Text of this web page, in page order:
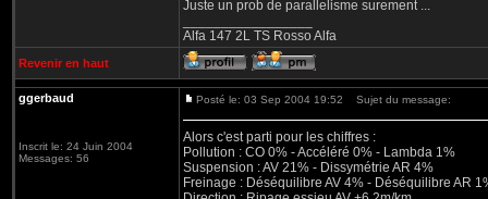
Juste un prob de parallelisme surement ...
Alfa 147 2L TS Rosso Alfa
Revenir en haut
ggerbaud
Inscrit le: 24 Juin 2004
Messages: 56
Posté le: 03 Sep 2004 19:52 Sujet du message:
Alors c'est parti pour les chiffres :
Pollution : CO 0% - Accéléré 0% - Lambda 1%
Suspension : AV 21% - Dissymétrie AR 4%
Freinage : Déséquilibre AV 4% - Déséquilibre AR